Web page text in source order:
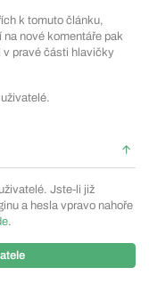
k tomuto článku,
nové komentáře pak
v pravé části hlavičky
Jste-li již
a hesla vpravo nahoře
.